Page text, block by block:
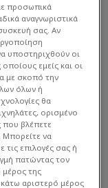
προσωπικά
αναγνωριστικά
σας. Αν
υποστηριχθούν οι
εμείς και οι
με σκοπό την
όλων ή
θα
ορισμένο
που βλέπετε
Μπορείτε να
τις επιλογές σας ή
πατώντας τον
της
αριστερό μέρος